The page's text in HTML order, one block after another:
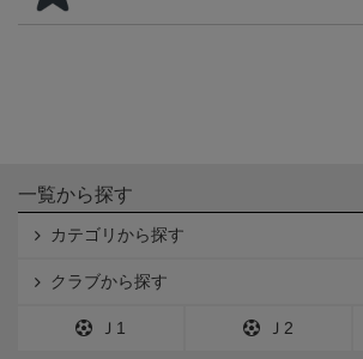
一覧から探す
カテゴリから探す
クラブから探す
Ｊ1 Ｊ2